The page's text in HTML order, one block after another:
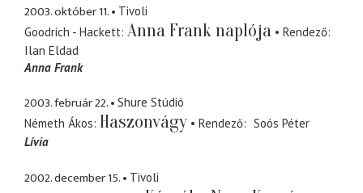
2003. október 11.
Tivoli
Goodrich - Hackett Anna Frank naplója
Rendező
Ilan Eldad
Anna Frank
2003. február 22.
Shure Stúdió
Németh Ákos Haszonvágy Rendező
Soós Péter
Lívia
2002. december 15.
Tivoli